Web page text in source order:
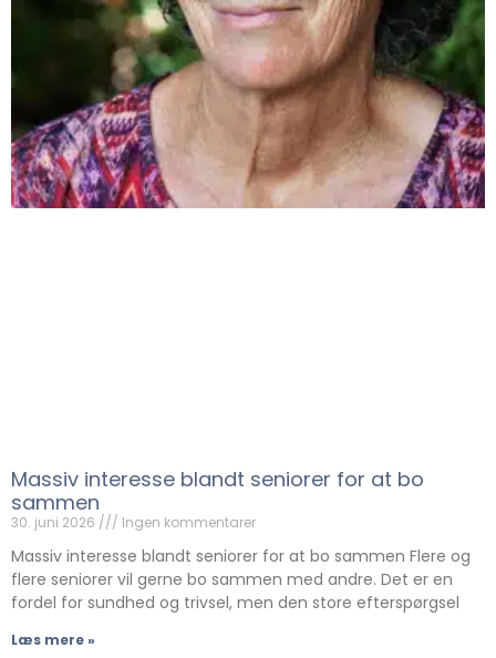
Massiv interesse blandt seniorer for at bo
sammen
30. juni 2026 Ingen kommentarer
Massiv interesse blandt seniorer for at bo sammen Flere og
flere seniorer vil gerne bo sammen med andre. Det er en
fordel for sundhed og trivsel, men den store efterspørgsel
Læs mere »